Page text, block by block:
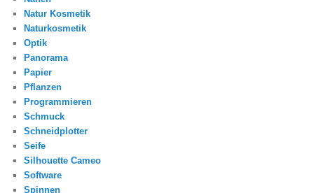
Natur Kosmetik
Naturkosmetik
Optik
Panorama
Papier
Pflanzen
Programmieren
Schmuck
Schneidplotter
Seife
Silhouette Cameo
Software
Spinnen